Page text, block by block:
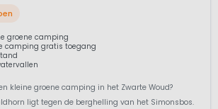
groene camping
camping gratis toegang
kleine groene camping in het Zwarte Woud?
ligt tegen de berghelling van het Simonsbos.